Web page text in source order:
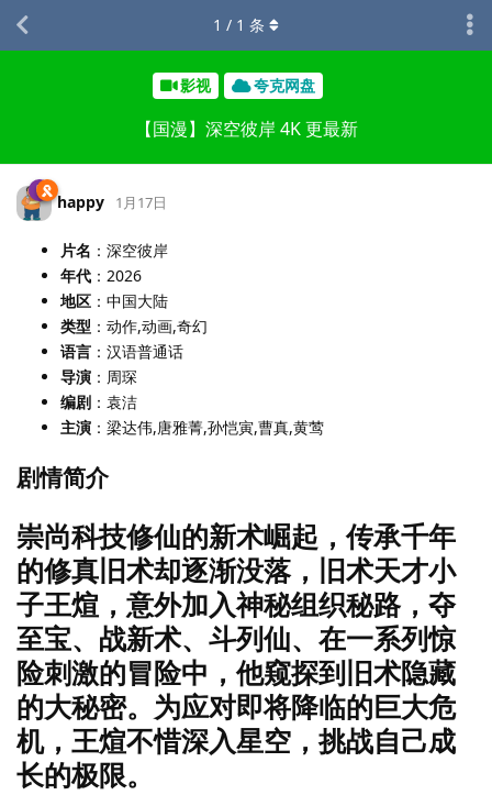
影视 夸克网盘
【国漫】深空彼岸 4K 更最新
1 / 1 条
happy 1月17日
片名 ：深空彼岸
年代 ：2026
地区 ：中国大陆
类型 ：动作,动画,奇幻
语言 ：汉语普通话
导演 ：周琛
编剧 ：袁洁
主演 ：梁达伟,唐雅菁,孙恺寅,曹真,黄莺
剧情简介
崇尚科技修仙的新术崛起，传承千年
的修真旧术却逐渐没落，旧术天才小
子王煊，意外加入神秘组织秘路，夺
至宝、战新术、斗列仙、在一系列惊
险刺激的冒险中，他窥探到旧术隐藏
的大秘密。为应对即将降临的巨大危
机，王煊不惜深入星空，挑战自己成
长的极限。